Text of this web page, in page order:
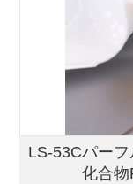
LS-53Cパー
化合